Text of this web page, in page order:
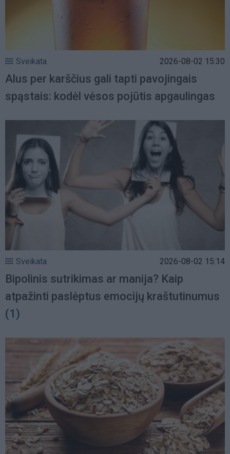
Sveikata 2026-08-02 15:30
Alus per karščius gali tapti pavojingais
spąstais: kodėl vėsos pojūtis apgaulingas
Sveikata 2026-08-02 15:14
Bipolinis sutrikimas ar manija? Kaip
atpažinti paslėptus emocijų kraštutinumus
(1)